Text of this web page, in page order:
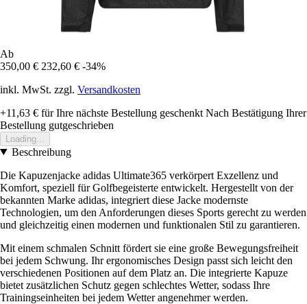
Ab
350,00 € 232,60 € -34%
inkl. MwSt. zzgl. Versandkosten
+11,63 € für Ihre nächste Bestellung geschenkt Nach Bestätigung Ihrer
Bestellung gutgeschrieben
Loading...
Beschreibung
Die Kapuzenjacke adidas Ultimate365 verkörpert Exzellenz und
Komfort, speziell für Golfbegeisterte entwickelt. Hergestellt von der
bekannten Marke adidas, integriert diese Jacke modernste
Technologien, um den Anforderungen dieses Sports gerecht zu werden
und gleichzeitig einen modernen und funktionalen Stil zu garantieren.
Mit einem schmalen Schnitt fördert sie eine große Bewegungsfreiheit
bei jedem Schwung. Ihr ergonomisches Design passt sich leicht den
verschiedenen Positionen auf dem Platz an. Die integrierte Kapuze
bietet zusätzlichen Schutz gegen schlechtes Wetter, sodass Ihre
Trainingseinheiten bei jedem Wetter angenehmer werden.